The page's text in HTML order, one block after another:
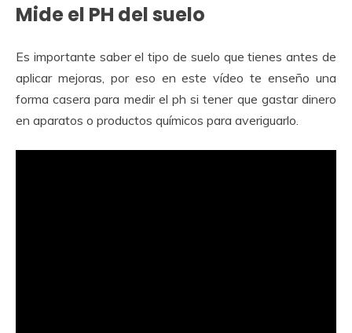
Mide el PH del suelo
Es importante saber el tipo de suelo que tienes antes de
aplicar mejoras, por eso en este vídeo te enseño una
forma casera para medir el ph si tener que gastar dinero
en aparatos o productos químicos para averiguarlo.